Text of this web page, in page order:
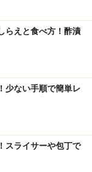
らえと食べ方！酢漬
少ない手順で簡単レ
スライサーや包丁で